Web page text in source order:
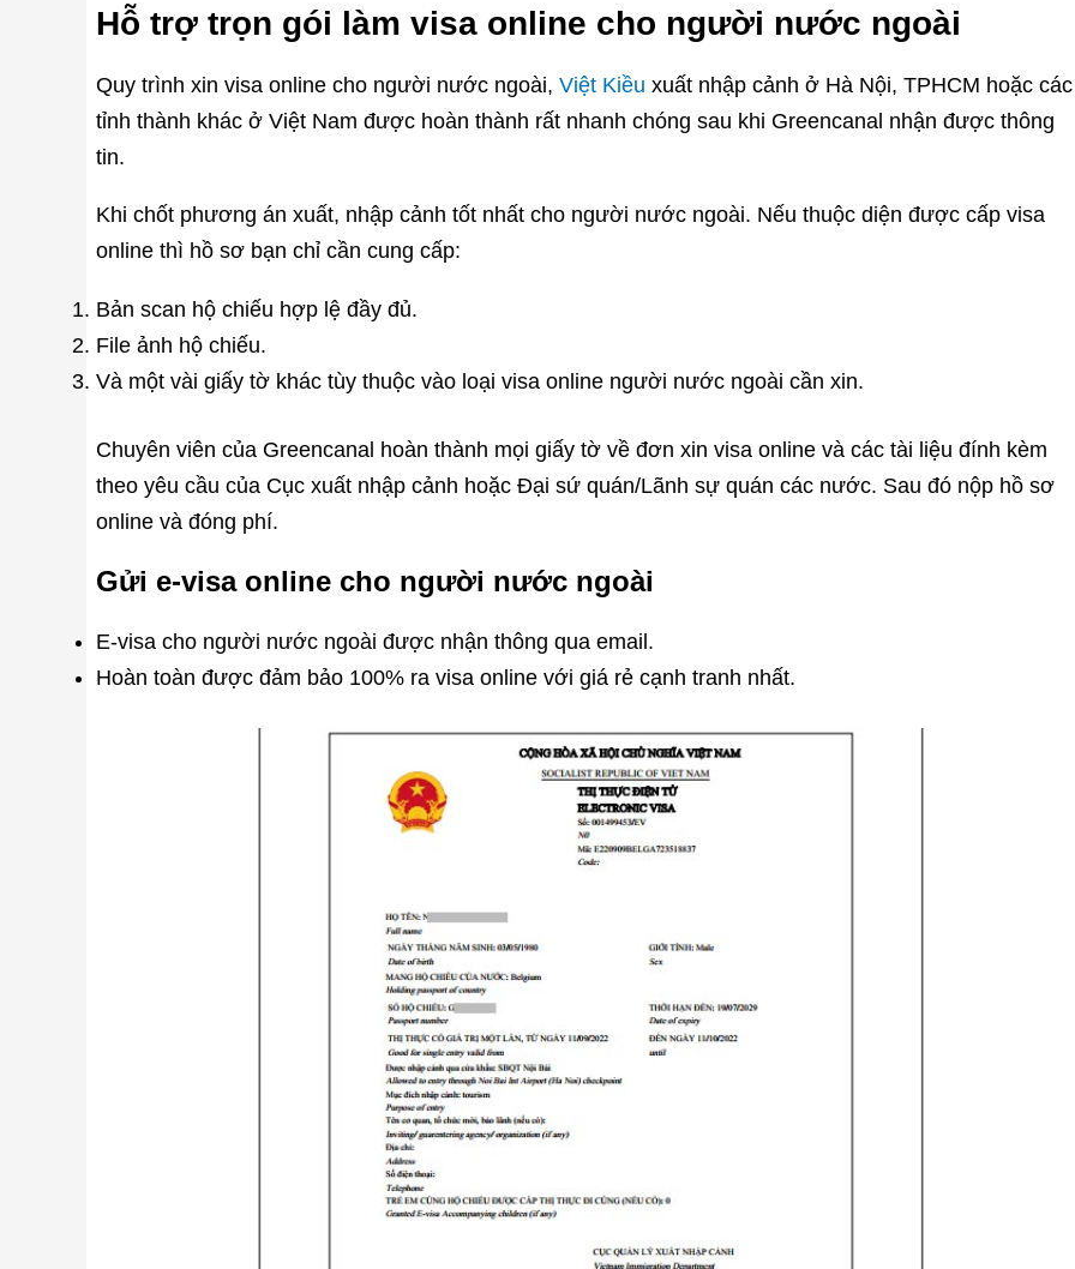
Hỗ trợ trọn gói làm visa online cho người nước ngoài
Quy trình xin visa online cho người nước ngoài, Việt Kiều xuất nhập cảnh ở Hà Nội, TPHCM hoặc các
tỉnh thành khác ở Việt Nam được hoàn thành rất nhanh chóng sau khi Greencanal nhận được thông
tin.
Khi chốt phương án xuất, nhập cảnh tốt nhất cho người nước ngoài. Nếu thuộc diện được cấp visa
online thì hồ sơ bạn chỉ cần cung cấp:
Bản scan hộ chiếu hợp lệ đầy đủ.
File ảnh hộ chiếu.
Và một vài giấy tờ khác tùy thuộc vào loại visa online người nước ngoài cần xin.
Chuyên viên của Greencanal hoàn thành mọi giấy tờ về đơn xin visa online và các tài liệu đính kèm
theo yêu cầu của Cục xuất nhập cảnh hoặc Đại sứ quán/Lãnh sự quán các nước. Sau đó nộp hồ sơ
online và đóng phí.
Gửi e-visa online cho người nước ngoài
E-visa cho người nước ngoài được nhận thông qua email.
Hoàn toàn được đảm bảo 100% ra visa online với giá rẻ cạnh tranh nhất.